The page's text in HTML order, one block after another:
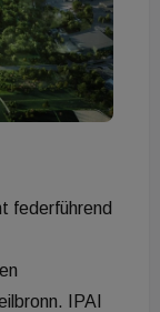
federführend
IPAI